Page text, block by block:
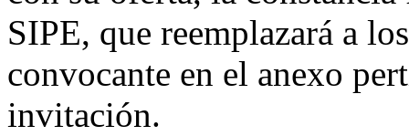
SIPE, que reemplazará a
convocante en el anexo
invitación.